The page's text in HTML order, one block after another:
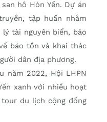
hô Hòn Yến. Dự án
tập huấn nhằm
tài nguyên biển, bảo
bảo tồn và khai thác
dân địa phương.
năm 2022, Hội LHPN
xanh với nhiều hoạt
du lịch cộng đồng